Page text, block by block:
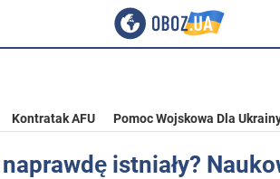
Kontratak AFU Pomoc Wojskowa Dla
istniały?